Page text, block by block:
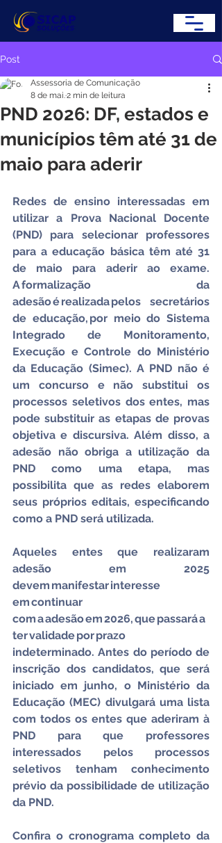
Post
PND 2026: DF, estados e
municípios têm até 31 de
maio para aderir
Assessoria de Comunicação
8 de mai.2 min de leitura
Redes de ensino interessadas em
utilizar a Prova Nacional Docente
(PND) para selecionar professores
para a educação básica têm até 31
de maio para aderir ao exame.
A formalização da
adesão é realizada pelos secretários
de educação, por meio do Sistema
Integrado de Monitoramento,
Execução e Controle do Ministério
da Educação (Simec). A PND não é
um concurso e não substitui os
processos seletivos dos entes, mas
pode substituir as etapas de provas
objetiva e discursiva. Além disso, a
adesão não obriga a utilização da
PND como uma etapa, mas
possibilita que as redes elaborem
seus próprios editais, especificando
como a PND será utilizada.
Aqueles entes que realizaram
adesão em 2025
devem manifestar interesse
em continuar
com a adesão em 2026, que passará a
ter validade por prazo
indeterminado. Antes do período de
inscrição dos candidatos, que será
iniciado em junho, o Ministério da
Educação (MEC) divulgará uma lista
com todos os entes que aderiram à
PND para que professores
interessados pelos processos
seletivos tenham conhecimento
prévio da possibilidade de utilização
da PND.
Confira o cronograma completo da